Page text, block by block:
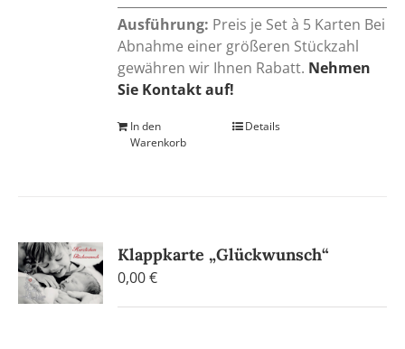
Ausführung: Preis je Set à 5 Karten Bei
Abnahme einer größeren Stückzahl
gewähren wir Ihnen Rabatt. Nehmen
Sie Kontakt auf!
In den
Warenkorb
Details
Klappkarte „Glückwunsch“
0,00€